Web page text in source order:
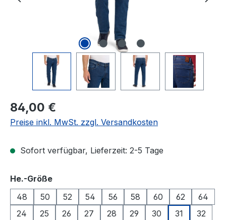
Regulärer Preis:
84,00 €
Preise inkl. MwSt. zzgl. Versandkosten
Sofort verfügbar, Lieferzeit: 2-5 Tage
He.-Größeauswählen
48
50 52 54 56 58 60 62
64
24
25 26 27 28 29 30 31
32